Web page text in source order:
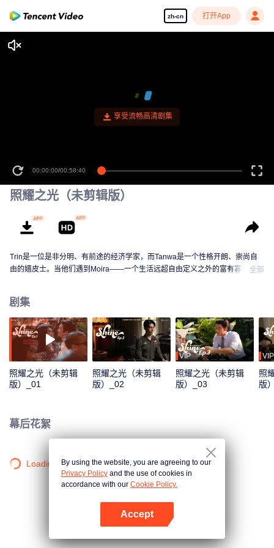
zh-cn 打开App
享受流畅高清剧集
00:00:00/00:58:40
照耀之光（未剪辑版）
Trin是一位是非分明、有前途的经济学家，而Tanwa是一个性格开朗、崇尚自
由的嬉皮士。当他们遇到Moira——一个生活远超自由定义之外的富有寡妇，他
全部
剧集
照耀之光（未剪辑
版）_01
照耀之光（未剪辑
版）_02
VIP
照耀之光（未剪辑
版）_03
VIP
照
版
幕后花絮
Loading…By using the website, you are agreeing to our
Privacy Policy and the use of cookies in
accordance with our Cookie Policy.
Accept